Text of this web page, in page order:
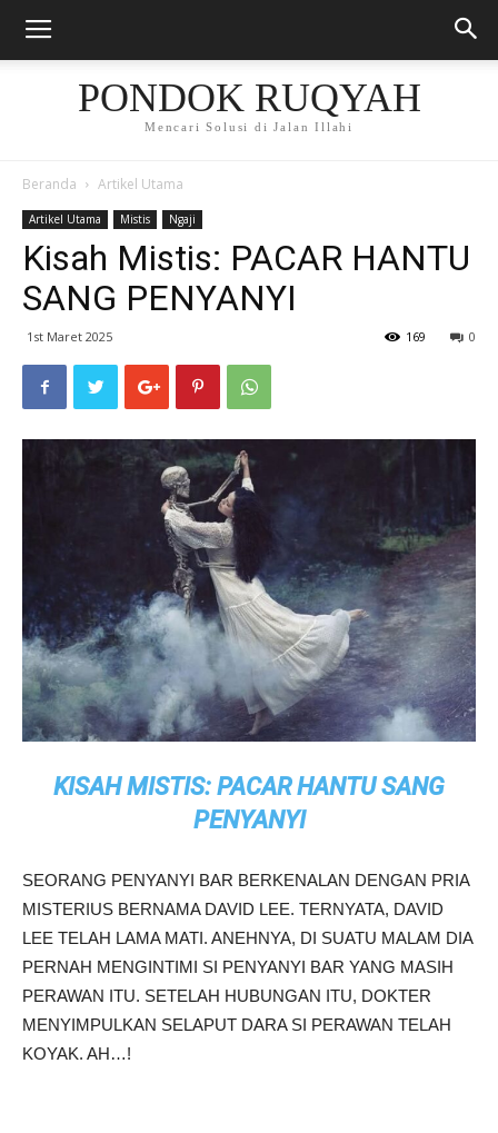
PONDOK RUQYAH
Mencari Solusi di Jalan Illahi
Beranda Artikel Utama
Artikel Utama Mistis Ngaji
Kisah Mistis: PACAR HANTU
SANG PENYANYI
1st Maret 2025 0
169
KISAH MISTIS: PACAR HANTU SANG
PENYANYI
SEORANG PENYANYI BAR BERKENALAN DENGAN PRIA
MISTERIUS BERNAMA DAVID LEE. TERNYATA, DAVID
LEE TELAH LAMA MATI. ANEHNYA, DI SUATU MALAM DIA
PERNAH MENGINTIMI SI PENYANYI BAR YANG MASIH
PERAWAN ITU. SETELAH HUBUNGAN ITU, DOKTER
MENYIMPULKAN SELAPUT DARA SI PERAWAN TELAH
KOYAK. AH…!